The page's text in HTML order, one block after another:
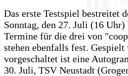
Das erste Testspiel bestreitet
Sonntag, den 27. Juli (16
Termine für die drei von
stehen ebenfalls fest.
vorgeschaltet ist eine
30. Juli, TSV Neustadt